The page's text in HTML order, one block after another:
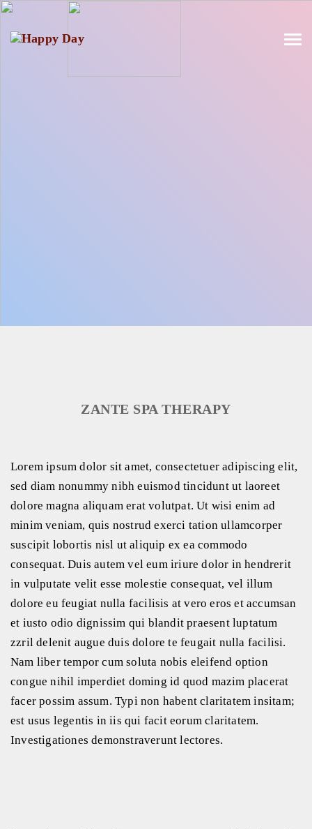
ZANTE SPA THERAPY
Lorem ipsum dolor sit amet, consectetuer adipiscing elit,
sed diam nonummy nibh euismod tincidunt ut laoreet
dolore magna aliquam erat volutpat. Ut wisi enim ad
minim veniam, quis nostrud exerci tation ullamcorper
suscipit lobortis nisl ut aliquip ex ea commodo
consequat. Duis autem vel eum iriure dolor in hendrerit
in vulputate velit esse molestie consequat, vel illum
dolore eu feugiat nulla facilisis at vero eros et accumsan
et iusto odio dignissim qui blandit praesent luptatum
zzril delenit augue duis dolore te feugait nulla facilisi.
Nam liber tempor cum soluta nobis eleifend option
congue nihil imperdiet doming id quod mazim placerat
facer possim assum. Typi non habent claritatem insitam;
est usus legentis in iis qui facit eorum claritatem.
Investigationes demonstraverunt lectores.